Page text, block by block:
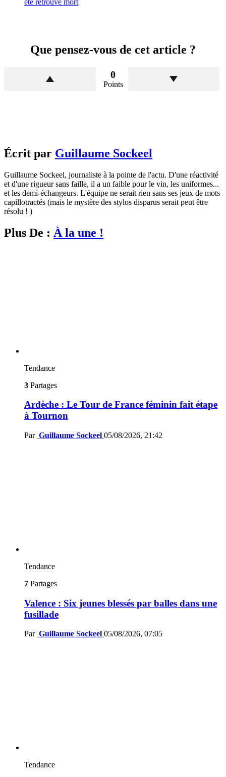
été retrouvé mort
Que pensez-vous de cet article ?
0
Points
Écrit par Guillaume Sockeel
Guillaume Sockeel, journaliste à la pointe de l'actu. D'une réactivité
et d'une rigueur sans faille, il a un faible pour le vin, les uniformes...
et les demi-échangeurs. L'équipe ne serait rien sans ses jeux de mots
capillotractés (mais le mystère des stylos disparus serait peut être
résolu ! )
Plus De : À la une !
Tendance
3 Partages
Ardèche : Le Tour de France féminin fait étape
à Tournon
Par Guillaume Sockeel 05/08/2026, 21:42
Tendance
7 Partages
Valence : Six jeunes blessés par balles dans une
fusillade
Par Guillaume Sockeel 05/08/2026, 07:05
Tendance